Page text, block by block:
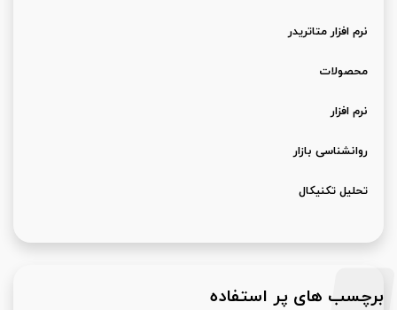
نرم افزار متاتریدر
محصولات
نرم افزار
روانشناسی بازار
تحلیل تکنیکال
برچسب های پر استفاده